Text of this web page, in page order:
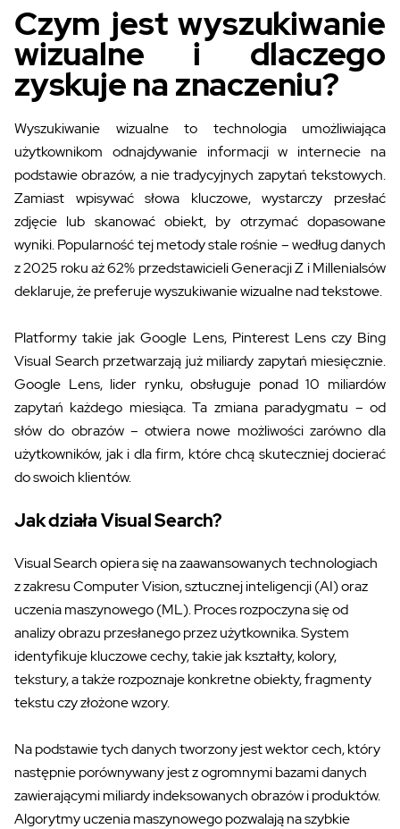
Czym jest wyszukiwanie
wizualne i dlaczego
zyskuje na znaczeniu?
Wyszukiwanie wizualne to technologia umożliwiająca
użytkownikom odnajdywanie informacji w internecie na
podstawie obrazów, a nie tradycyjnych zapytań tekstowych.
Zamiast wpisywać słowa kluczowe, wystarczy przesłać
zdjęcie lub skanować obiekt, by otrzymać dopasowane
wyniki. Popularność tej metody stale rośnie – według danych
z 2025 roku aż 62% przedstawicieli Generacji Z i Millenialsów
deklaruje, że preferuje wyszukiwanie wizualne nad tekstowe.
Platformy takie jak Google Lens, Pinterest Lens czy Bing
Visual Search przetwarzają już miliardy zapytań miesięcznie.
Google Lens, lider rynku, obsługuje ponad 10 miliardów
zapytań każdego miesiąca. Ta zmiana paradygmatu – od
słów do obrazów – otwiera nowe możliwości zarówno dla
użytkowników, jak i dla firm, które chcą skuteczniej docierać
do swoich klientów.
Jak działa Visual Search?
Visual Search opiera się na zaawansowanych technologiach
z zakresu Computer Vision, sztucznej inteligencji (AI) oraz
uczenia maszynowego (ML). Proces rozpoczyna się od
analizy obrazu przesłanego przez użytkownika. System
identyfikuje kluczowe cechy, takie jak kształty, kolory,
tekstury, a także rozpoznaje konkretne obiekty, fragmenty
tekstu czy złożone wzory.
Na podstawie tych danych tworzony jest wektor cech, który
następnie porównywany jest z ogromnymi bazami danych
zawierającymi miliardy indeksowanych obrazów i produktów.
Algorytmy uczenia maszynowego pozwalają na szybkie